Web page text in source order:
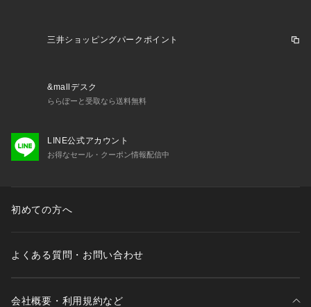
婦人水着 ジム用 フィットネス 水中ウォーキング エクササイ
生 アスリート スイマー 練習 練習用 エコ素材 エコフレンドリ
ー Eco-Friendly ストレッチ 撥水 はっ水 撥水加工 UVカット S
三井ショッピングパークポイント
&mallデスク
ららぽーと受取なら送料無料
LINE公式アカウント
お得なセール・クーポン情報配信中
初めての方へ
よくある質問・お問い合わせ
会社概要・利用規約など